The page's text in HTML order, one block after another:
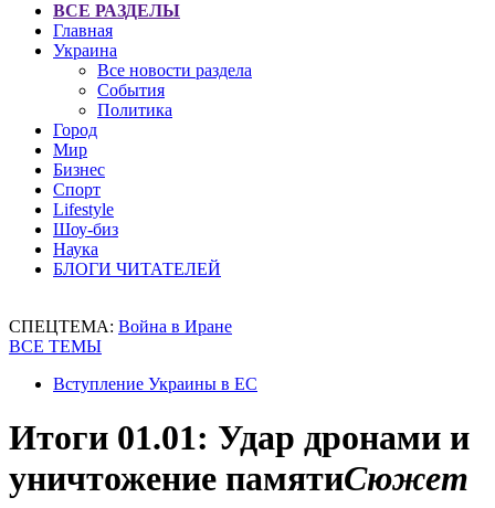
ВСЕ РАЗДЕЛЫ
Главная
Украина
Все новости раздела
События
Политика
Город
Мир
Бизнес
Спорт
Lifestyle
Шоу-биз
Наука
БЛОГИ ЧИТАТЕЛЕЙ
СПЕЦТЕМА: Война в Иране
ВСЕ ТЕМЫ
Вступление Украины в ЕС
Итоги 01.01: Удар дронами и
уничтожение памятиСюжет